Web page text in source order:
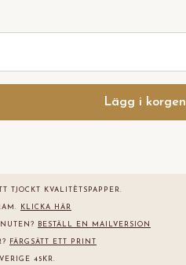
Lägg i korgen
TJOCKT KVALITÈTS PAPPER.
KLICKA HÄR
BESTÄLL EN MAILVERSION
FÄRGSÄTT ETT PRINT
45KR.